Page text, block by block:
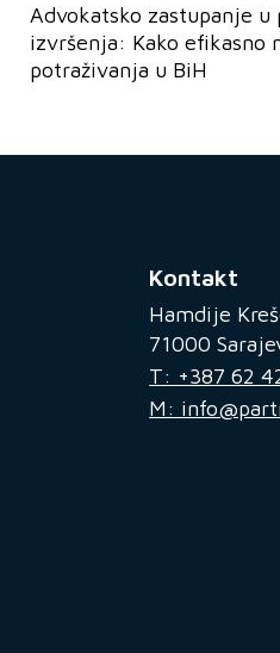
Advokatsko zastupanje u
izvršenja: Kako efikasno
potraživanja u BiH
Kontakt
Hamdije
71000
T: +387 62
M: